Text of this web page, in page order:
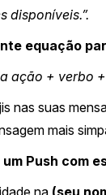
disponíveis.”.
equação
ação + verbo
nas suas
mais
um Push com
na (seu